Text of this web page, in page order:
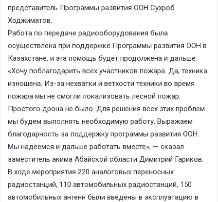
представитель Программы развития ООН Сухроб
Ходжиматов.
Работа по передаче радиооборудования была
осуществлена при поддержке Программы развития ООН в
Казахстане, и эта помощь будет продолжена и дальше.
«Хочу поблагодарить всех участников пожара. Да, техника
изношена. Из-за нехватки и ветхости техники во время
пожара мы не смогли локализовать лесной пожар.
Простого дрона не было. Для решения всех этих проблем
мы будем выполнять необходимую работу. Выражаем
благодарность за поддержку программы развития ООН.
Мы надеемся и дальше работать вместе», — сказал
заместитель акима Абайской области Димитрий Гариков.
В ходе мероприятия 220 аналоговых переносных
радиостанций, 110 автомобильных радиостанций, 150
автомобильных антенн были введены в эксплуатацию в